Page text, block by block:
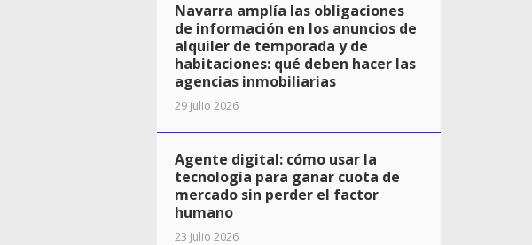
Navarra amplía las obligaciones
de información en los anuncios de
alquiler de temporada y de
habitaciones: qué deben hacer las
agencias inmobiliarias
29 julio 2026
Agente digital: cómo usar la
tecnología para ganar cuota de
mercado sin perder el factor
humano
23 julio 2026